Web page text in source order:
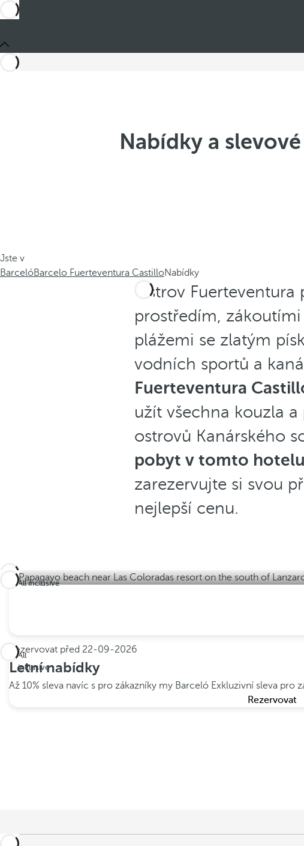
Nabídky a
Jste v
BarcelóBarcelo Fuerteventura CastilloNabídky
Ostrov
prostředím,
plážemi se zlatým
vodních sportů a
Fuerteventura
užít všechna kouzla
ostrovů Kanárského
pobyt v tomto
zarezervujte si svou
nejlepší cenu.
All inclusive
All
inclusive
Rezervovat před 22-09-2026
Letní nabídky
Až 10% sleva navíc s pro zákazníky my Barceló Exkluzivní sleva pro
Rezervovat